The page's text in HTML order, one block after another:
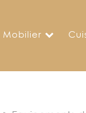
Mobilier